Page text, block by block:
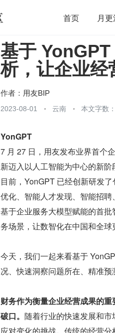
首页 月
开源 架构
团队管理 程序员
基于
析，让企业经
作者： 用友BIP
2023-08-01 云南 本文字数
YonGPT
7 月 27 日，用友发布业界首个
新迈入以人工智能为中心的新阶
目前，YonGPT 已经创新研发
优化、智能人才发现、智能招
基于企业服务大模型赋能的首
务场景，让数智化在中国和全球
今天，我们一起来看基于
况、快速洞察问题所在、精准预
财务作为衡量企业经营成果的
破口。 随着行业的快速发展和